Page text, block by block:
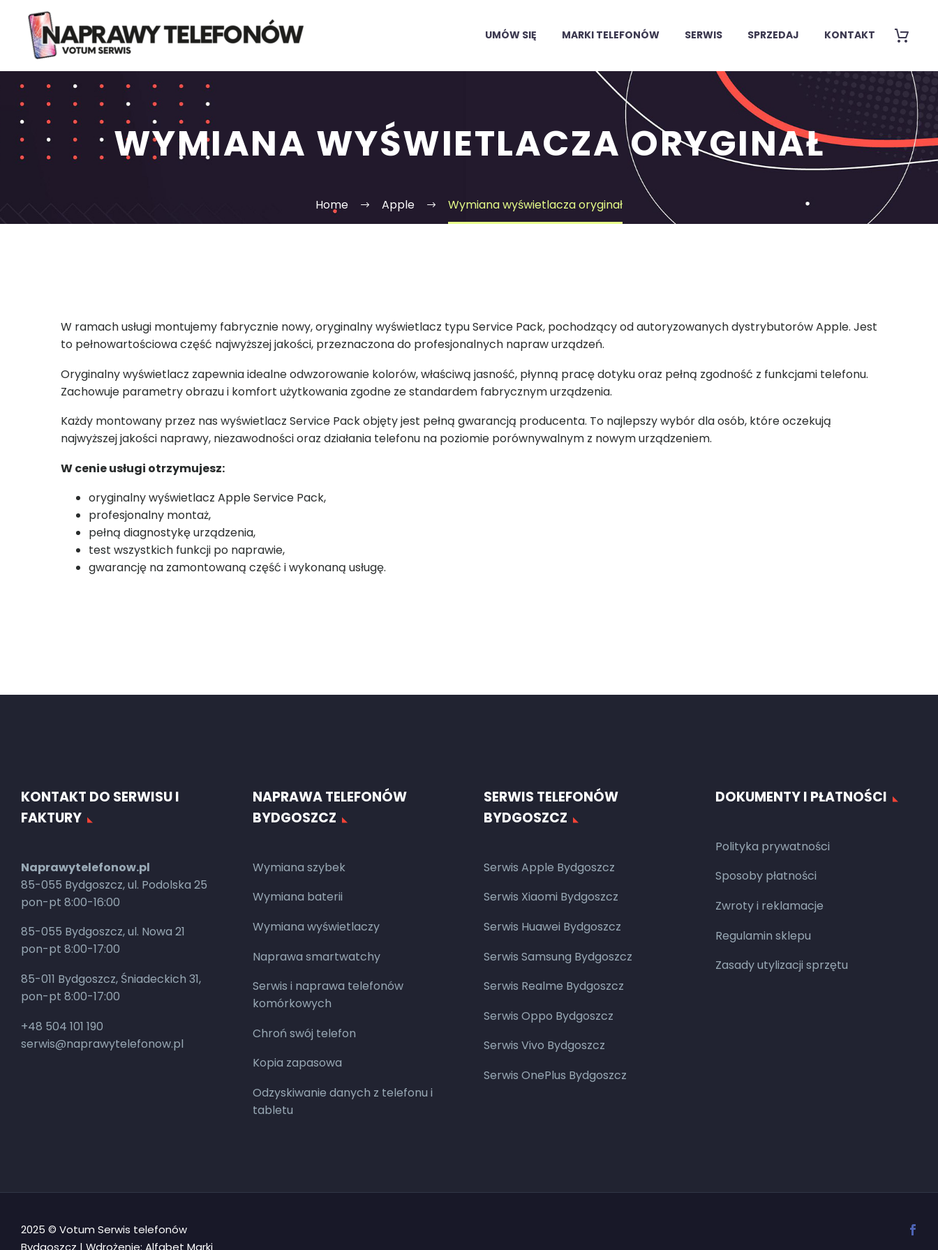
UMÓW SIĘ MARKI TELEFONÓW SERWIS SPRZEDAJ KONTAKT
WYMIANA WYŚWIETLACZA ORYGINAŁ
Home Apple Wymiana wyświetlacza oryginał
W ramach usługi montujemy fabrycznie nowy, oryginalny wyświetlacz typu Service Pack, pochodzący od autoryzowanych dystrybutorów Apple. Jest
to pełnowartościowa część najwyższej jakości, przeznaczona do profesjonalnych napraw urządzeń.
Oryginalny wyświetlacz zapewnia idealne odwzorowanie kolorów, właściwą jasność, płynną pracę dotyku oraz pełną zgodność z funkcjami telefonu.
Zachowuje parametry obrazu i komfort użytkowania zgodne ze standardem fabrycznym urządzenia.
Każdy montowany przez nas wyświetlacz Service Pack objęty jest pełną gwarancją producenta. To najlepszy wybór dla osób, które oczekują
najwyższej jakości naprawy, niezawodności oraz działania telefonu na poziomie porównywalnym z nowym urządzeniem.
W cenie usługi otrzymujesz:
oryginalny wyświetlacz Apple Service Pack,
profesjonalny montaż,
pełną diagnostykę urządzenia,
test wszystkich funkcji po naprawie,
gwarancję na zamontowaną część i wykonaną usługę.
KONTAKT DO SERWISU I
FAKTURY
Naprawytelefonow.pl
85-055 Bydgoszcz, ul. Podolska 25
pon-pt 8:00-16:00
85-055 Bydgoszcz, ul. Nowa 21
pon-pt 8:00-17:00
85-011 Bydgoszcz, Śniadeckich 31,
pon-pt 8:00-17:00
+48 504 101 190
serwis@naprawytelefonow.pl
NAPRAWA TELEFONÓW
BYDGOSZCZ
Wymiana szybek
Wymiana baterii
Wymiana wyświetlaczy
Naprawa smartwatchy
Serwis i naprawa telefonów
komórkowych
Chroń swój telefon
Kopia zapasowa
Odzyskiwanie danych z telefonu i
tabletu
SERWIS TELEFONÓW
BYDGOSZCZ
Serwis Apple Bydgoszcz
Serwis Xiaomi Bydgoszcz
Serwis Huawei Bydgoszcz
Serwis Samsung Bydgoszcz
Serwis Realme Bydgoszcz
Serwis Oppo Bydgoszcz
Serwis Vivo Bydgoszcz
Serwis OnePlus Bydgoszcz
DOKUMENTY I PŁATNOŚCI
Polityka prywatności
Sposoby płatności
Zwroty i reklamacje
Regulamin sklepu
Zasady utylizacji sprzętu
2025 © Votum Serwis telefonów
Bydgoszcz | Wdrożenie: Alfabet Marki